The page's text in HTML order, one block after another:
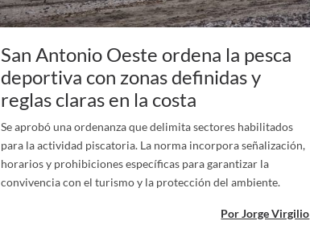
San Antonio Oeste ordena la pesca
deportiva con zonas definidas y
reglas claras en la costa
Se aprobó una ordenanza que delimita sectores habilitados
para la actividad piscatoria. La norma incorpora señalización,
horarios y prohibiciones específicas para garantizar la
convivencia con el turismo y la protección del ambiente.
Por Jorge Virgilio